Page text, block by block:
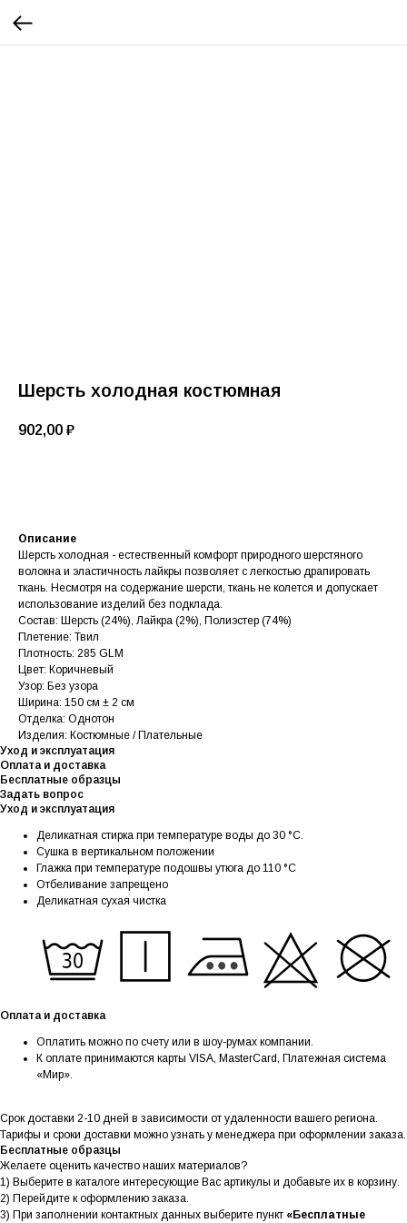
Шерсть холодная костюмная
902,00 ₽
Описание
Шерсть холодная - естественный комфорт природного шерстяного
волокна и эластичность лайкры позволяет с легкостью драпировать
ткань. Несмотря на содержание шерсти, ткань не колется и допускает
использование изделий без подклада.
Состав: Шерсть (24%), Лайкра (2%), Полиэстер (74%)
Плетение: Твил
Плотность: 285 GLM
Цвет: Коричневый
Узор: Без узора
Ширина: 150 см ± 2 см
Отделка: Однотон
Изделия: Костюмные / Плательные
Уход и эксплуатация
Оплата и доставка
Бесплатные образцы
Задать вопрос
Уход и эксплуатация
Деликатная стирка при температуре воды до 30 °C.
Сушка в вертикальном положении
Глажка при температуре подошвы утюга до 110 °C
Отбеливание запрещено
Деликатная сухая чистка
Оплата и доставка
Оплатить можно по счету или в шоу-румах компании.
К оплате принимаются карты VISA, MasterCard, Платежная система
«Мир».
Срок доставки 2-10 дней в зависимости от удаленности вашего региона.
Тарифы и сроки доставки можно узнать у менеджера при оформлении заказа.
Бесплатные образцы
Желаете оценить качество наших материалов?
1) Выберите в каталоге интересующие Вас артикулы и добавьте их в корзину.
2) Перейдите к оформлению заказа.
3) При заполнении контактных данных выберите пункт «Бесплатные